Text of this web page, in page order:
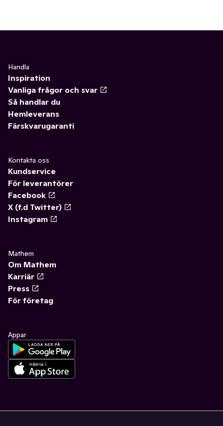
Handla
Inspiration
Vanliga frågor och svar
Så handlar du
Hemleverans
Färskvarugaranti
Kontakta oss
Kundservice
För leverantörer
Facebook
X (f.d Twitter)
Instagram
Mathem
Om Mathem
Karriär
Press
För företag
Appar